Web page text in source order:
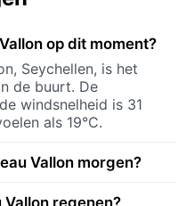
op dit moment?
Seychellen, is het
de buurt. De
windsnelheid is 31
als 19°C.
Vallon morgen?
Vallon regenen?